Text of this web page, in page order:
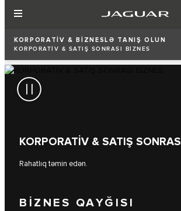
KORPORATİV & BİZNESLƏ TANIŞ OLUN
KORPORATİV & SATIŞ SONRASI BİZNES
KORPORATİV & SATIŞ
Rahatlıq təmin edən.
BİZNES QAYĞISI